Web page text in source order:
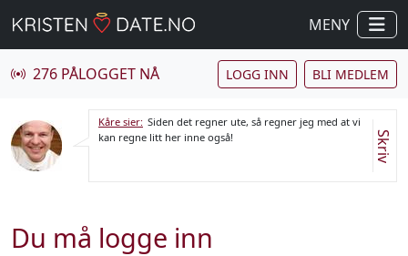
MENY
276 PÅLOGGET NÅ LOGG INN BLI MEDLEM
Kåre sier: Siden det regner ute, så regner jeg med at vi
kan regne litt her inne også!
Skriv
Du må logge inn